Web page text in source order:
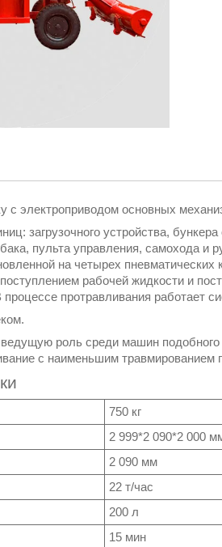
с электроприводом основных
загрузочного устройства,
пульта управления, самохода и
на четырех пневматических
рабочей жидкости и
протравливания работает
роль среди машин подобного
с наименьшим травмированием
750 кг
2 999*2 090*2 000
2 090 мм
22 т/час
200 л
15 мин